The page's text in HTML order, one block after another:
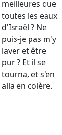
meilleures que
toutes les eaux
d'Israël ? Ne
puis-je pas m'y
laver et être
pur ? Et il se
tourna, et s'en
alla en colère.